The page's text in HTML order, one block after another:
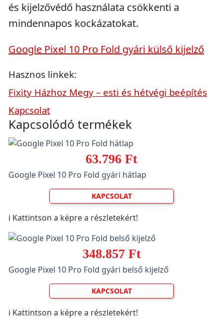
és kijelzővédő használata csökkenti a
mindennapos kockázatokat.
Google Pixel 10 Pro Fold gyári külső kijelző
Hasznos linkek:
Fixity Házhoz Megy – esti és hétvégi beépítés
Kapcsolat
Kapcsolódó termékek
63.796 Ft
Google Pixel 10 Pro Fold gyári hátlap
KAPCSOLAT
ℹ️ Kattintson a képre a részletekért!
348.857 Ft
Google Pixel 10 Pro Fold gyári belső kijelző
KAPCSOLAT
ℹ️ Kattintson a képre a részletekért!